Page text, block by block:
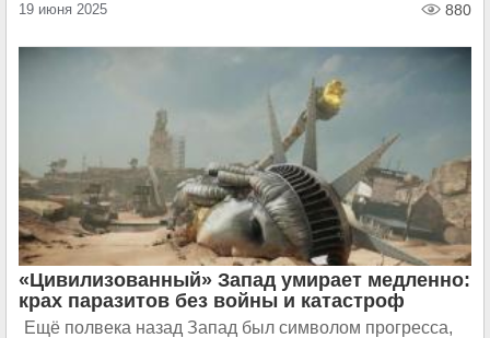
19 июня 2025 880
«Цивилизованный» Запад умирает медленно:
крах паразитов без войны и катастроф
Ещё полвека назад Запад был символом прогресса,